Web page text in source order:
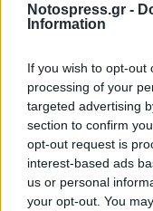
Notospress.gr -
Information
If you wish to opt-out
processing of your
targeted advertising
section to confirm
opt-out request is
interest-based ads
us or personal
your opt-out. You